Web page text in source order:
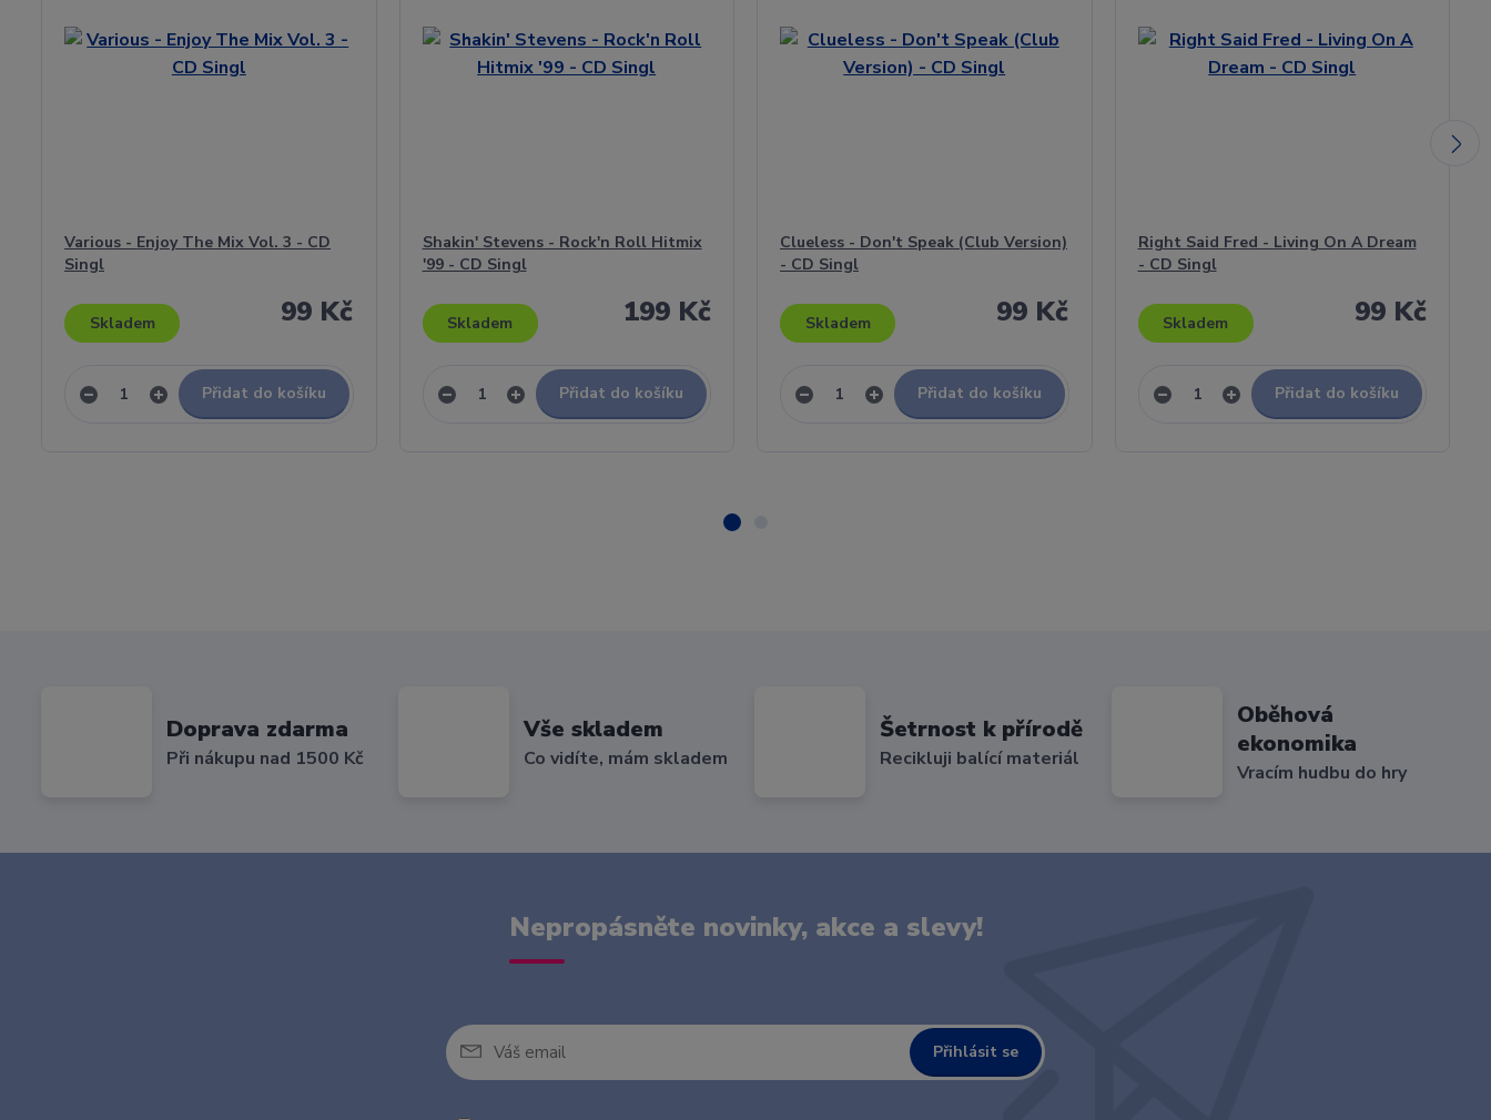
Various - Enjoy The Mix Vol. 3 - CD
Singl
99 Kč
Skladem
Přidat do košíku
Shakin' Stevens - Rock'n Roll Hitmix
'99 - CD Singl
199 Kč
Skladem
Přidat do košíku
Clueless - Don't Speak (Club Version)
- CD Singl
99 Kč
Skladem
Přidat do košíku
Right Said Fred - Living On A Dream
- CD Singl
99 Kč
Skladem
Přidat do košíku
Doprava zdarma
Při nákupu nad 1500 Kč
Vše skladem
Co vidíte, mám skladem
Šetrnost k přírodě
Recikluji balící materiál
Oběhová
ekonomika
Vracím hudbu do hry
Nepropásněte novinky, akce a slevy!
Přihlásit se